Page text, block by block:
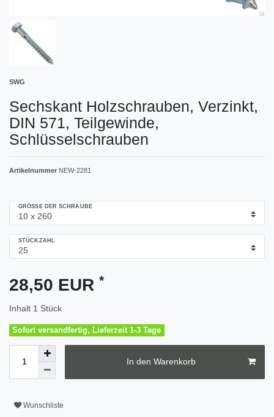
SWG
Sechskant Holzschrauben, Verzinkt,
DIN 571, Teilgewinde,
Schlüsselschrauben
Artikelnummer NEW-2281
GRÖSSE DER SCHRAUBE
STÜCKZAHL
28,50 EUR *
Inhalt 1 Stück
Sofort versandfertig, Lieferzeit 1-3 Tage
In den Warenkorb
Wunschliste